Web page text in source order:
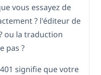
vous essayez de
? l'éditeur de
ou la traduction
pas ?
signifie que votre